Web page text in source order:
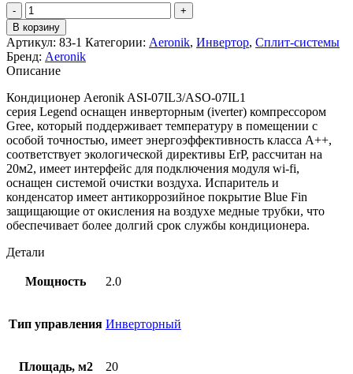
Количество
товара
Aeronik
ASI-
07IL3
/
ASO-
07IL1
В корзину
Артикул: 83-1 Категории: Аeronik, Инвертор, Сплит-системы
Бренд: Aeronik
Описание
Кондиционер Aeronik ASI-07IL3/ASO-07IL1
серия Legend оснащен инверторным (iverter) компрессором
Gree, который поддерживает температуру в помещении с
особой точностью, имеет энергоэффективность класса А++,
соответствует экологической директивы ErP, рассчитан на
20м2, имеет интерфейс для подключения модуля wi-fi,
оснащен системой очистки воздуха. Испаритель и
конденсатор имеет антикоррозийное покрытие Blue Fin
защищающие от окисления на воздухе медные трубки, что
обеспечивает более долгий срок службы кондиционера.
Детали
Мощность 2.0
Тип управления Инверторный
Площадь, м2 20